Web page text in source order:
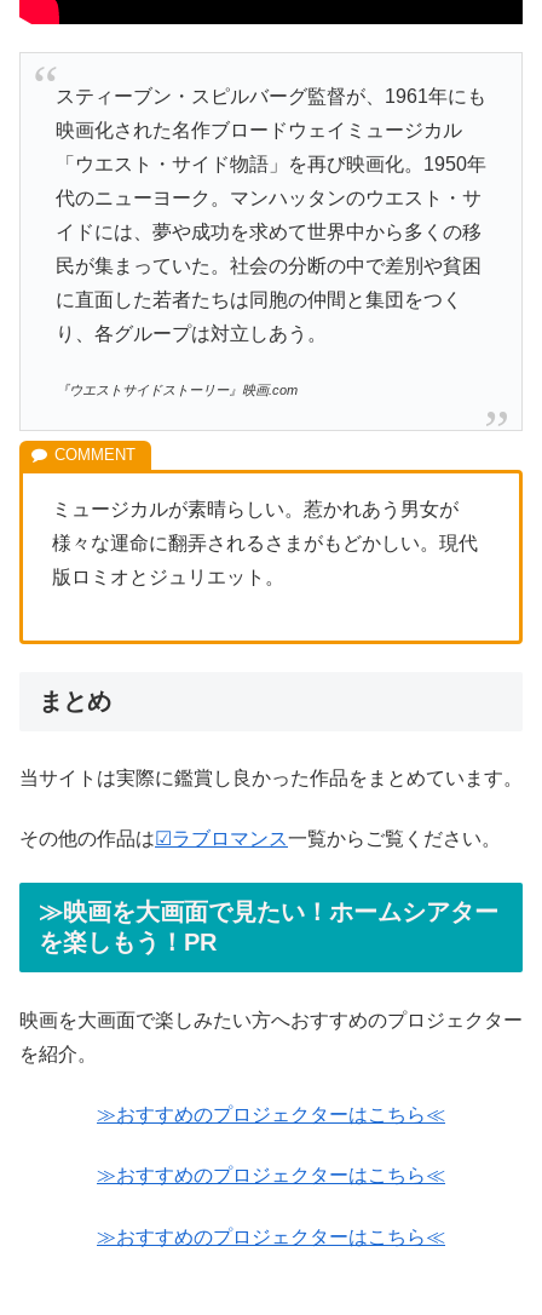
スティーブン・スピルバーグ監督が、1961年にも
映画化された名作ブロードウェイミュージカル
「ウエスト・サイド物語」を再び映画化。1950年
代のニューヨーク。マンハッタンのウエスト・サ
イドには、夢や成功を求めて世界中から多くの移
民が集まっていた。社会の分断の中で差別や貧困
に直面した若者たちは同胞の仲間と集団をつく
り、各グループは対立しあう。
『ウエストサイドストーリー』映画.com
ミュージカルが素晴らしい。惹かれあう男女が
様々な運命に翻弄されるさまがもどかしい。現代
版ロミオとジュリエット。
まとめ
当サイトは実際に鑑賞し良かった作品をまとめています。
その他の作品は☑ラブロマンス一覧からご覧ください。
≫映画を大画面で見たい！ホームシアター
を楽しもう！PR
映画を大画面で楽しみたい方へおすすめのプロジェクター
を紹介。
≫おすすめのプロジェクターはこちら≪
≫おすすめのプロジェクターはこちら≪
≫おすすめのプロジェクターはこちら≪